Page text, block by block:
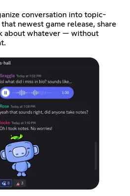
conversation into topic-
newest game release, share
about whatever — without